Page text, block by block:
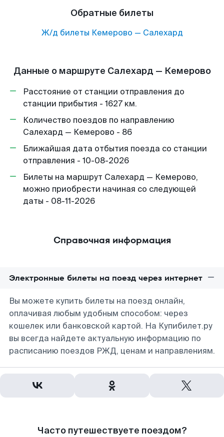
Обратные билеты
Ж/д билеты Кемерово — Салехард
Данные о маршруте Салехард — Кемерово
Расстояние от станции отправления до
станции прибытия - 1627 км.
Количество поездов по направлению
Салехард — Кемерово - 86
Ближайшая дата отбытия поезда со станции
отправления - 10-08-2026
Билеты на маршрут Салехард — Кемерово,
можно приобрести начиная со следующей
даты - 08-11-2026
Справочная информация
Электронные билеты на поезд через интернет
Вы можете купить билеты на поезд онлайн,
оплачивая любым удобным способом: через
кошелек или банковской картой. На Купибилет.ру
вы всегда найдете актуальную информацию по
расписанию поездов РЖД, ценам и направлениям.
Часто путешествуете поездом?